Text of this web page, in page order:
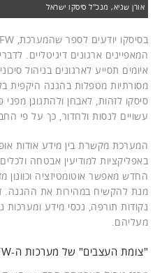
אורן שגיא, מנכ"ל סיסקו ישראל
המאפיינים ארגונים דיגיטליים.
איומים תסייע לארגונים בניהול
מסורתיות מטפלות בהגנה
סיסקו לזהות, לאבחן ולהתגונן
עשויים לנסות ולחדור, כך על פי
המערכת מקשרת בין מידע אודות
באפליקציות למודיעין אבטחה
החדש מאפשר אוטומטיזציה
מנת להקשיח במהירות את ההגנה.
נקודות תורפה, נכסי מידע ומערכות
מעליהם.
"צומת העצבים" של מערכות ה-NGFW